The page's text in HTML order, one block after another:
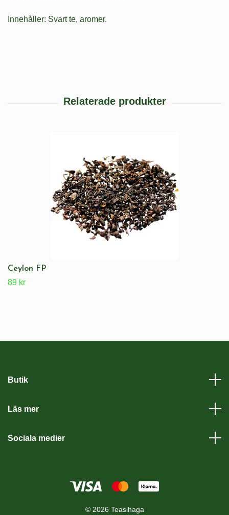
Innehåller: Svart te, aromer.
Ceylon FP
89 kr
Butik
Läs mer
Sociala medier
© 2026 Teasihaga